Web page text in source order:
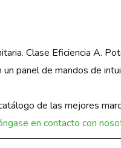
Clase Eficiencia A.
panel de mandos de
de las mejores
en contacto con